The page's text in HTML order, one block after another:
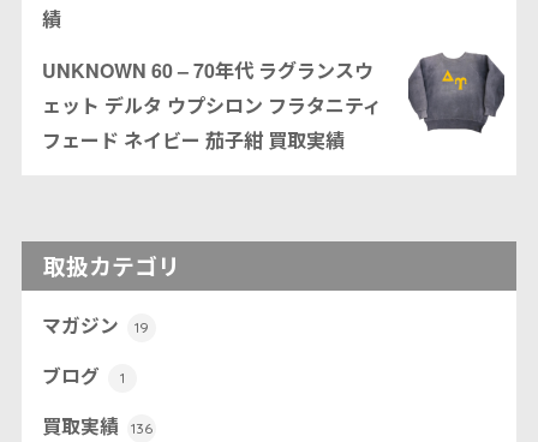
績
UNKNOWN 60 – 70年代 ラグランスウ
ェット デルタ ウプシロン フラタニティ
フェード ネイビー 茄子紺 買取実績
取扱カテゴリ
マガジン 19
ブログ 1
買取実績 136